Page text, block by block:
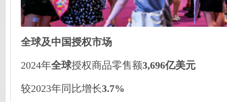
全球及中国授权市场
2024年全球授权商品零售额3,696亿美元
较2023年同比增长3.7%